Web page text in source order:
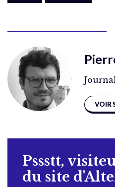
VOIR
Pssstt,
du site